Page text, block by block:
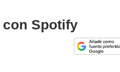
Spotify